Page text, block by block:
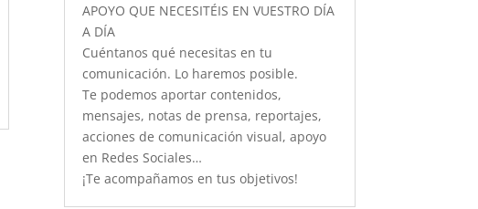
APOYO QUE NECESITÉIS EN VUESTRO DÍA
A DÍA
Cuéntanos qué necesitas en tu
comunicación. Lo haremos posible.
Te podemos aportar contenidos,
mensajes, notas de prensa, reportajes,
acciones de comunicación visual, apoyo
en Redes Sociales…
¡Te acompañamos en tus objetivos!